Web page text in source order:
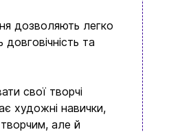
дозволяють легко
та
свої творчі
художні навички,
але й